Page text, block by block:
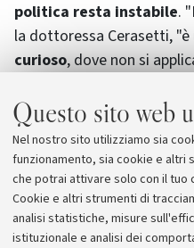
Questo sito web
Nel nostro sito utilizziamo sia
funzionamento, sia cookie e
che potrai attivare solo con il tuo
Cookie e altri strumenti di
analisi statistiche, misure
istituzionale e analisi dei
politica resta instabile.
la dottoressa Cerasetti, "è
curioso, dove non si
stessa mentalità che
un paese
vista archeologico. Il
scoprire è altissimo e il
conseguenza ancora